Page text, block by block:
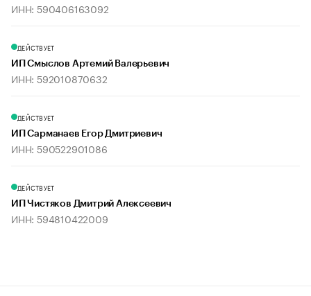
ИНН: 590406163092
ДЕЙСТВУЕТ
ИП Смыслов Артемий Валерьевич
ИНН: 592010870632
ДЕЙСТВУЕТ
ИП Сарманаев Егор Дмитриевич
ИНН: 590522901086
ДЕЙСТВУЕТ
ИП Чистяков Дмитрий Алексеевич
ИНН: 594810422009